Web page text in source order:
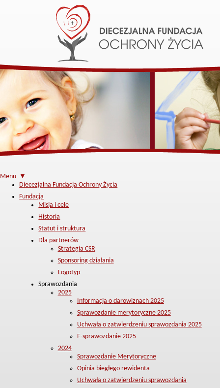
Menu ▼
Diecezjalna Fundacja Ochrony Życia
Fundacja
Misja i cele
Historia
Statut i struktura
Dla partnerów
Strategia CSR
Sponsoring działania
Logotyp
Sprawozdania
2025
Informacja o darowiznach 2025
Sprawozdanie merytoryczne 2025
Uchwała o zatwierdzeniu sprawozdania 2025
E-sprawozdanie 2025
2024
Sprawozdanie Merytoryczne
Opinia biegłego rewidenta
Uchwała o zatwierdzeniu sprawozdania